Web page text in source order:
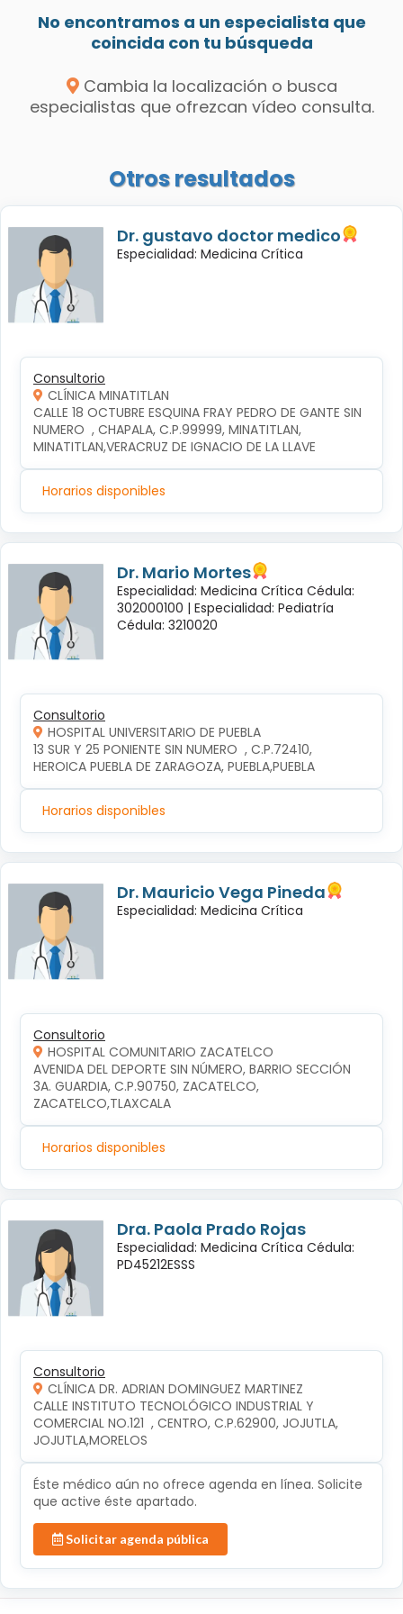
No encontramos a un especialista que
coincida con tu búsqueda
Cambia la localización o busca
especialistas que ofrezcan vídeo consulta.
Otros resultados
Dr. gustavo doctor medico
Especialidad: Medicina Crítica
Consultorio
CLÍNICA MINATITLAN
CALLE 18 OCTUBRE ESQUINA FRAY PEDRO DE GANTE SIN
NUMERO  , CHAPALA, C.P.99999, MINATITLAN,
MINATITLAN,VERACRUZ DE IGNACIO DE LA LLAVE
Horarios disponibles
Dr. Mario Mortes
Especialidad: Medicina Crítica Cédula:
302000100 | Especialidad: Pediatría
Cédula: 3210020
Consultorio
HOSPITAL UNIVERSITARIO DE PUEBLA
13 SUR Y 25 PONIENTE SIN NUMERO  , C.P.72410,
HEROICA PUEBLA DE ZARAGOZA, PUEBLA,PUEBLA
Horarios disponibles
Dr. Mauricio Vega Pineda
Especialidad: Medicina Crítica
Consultorio
HOSPITAL COMUNITARIO ZACATELCO
AVENIDA DEL DEPORTE SIN NÚMERO, BARRIO SECCIÓN
3A. GUARDIA, C.P.90750, ZACATELCO,
ZACATELCO,TLAXCALA
Horarios disponibles
Dra. Paola Prado Rojas
Especialidad: Medicina Crítica Cédula:
PD45212ESSS
Consultorio
CLÍNICA DR. ADRIAN DOMINGUEZ MARTINEZ
CALLE INSTITUTO TECNOLÓGICO INDUSTRIAL Y
COMERCIAL NO.121  , CENTRO, C.P.62900, JOJUTLA,
JOJUTLA,MORELOS
Éste médico aún no ofrece agenda en línea. Solicite
que active éste apartado.
Solicitar agenda pública